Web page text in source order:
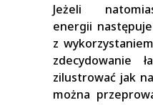
Jeżeli
energii
z
zdecydowanie
zilustrować jak na
można